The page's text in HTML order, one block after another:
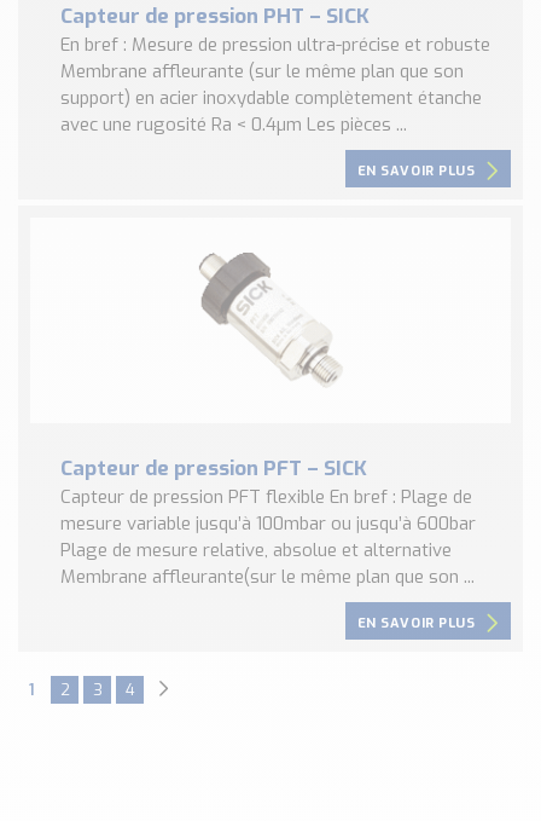
Capteur de pression PHT – SICK
En bref : Mesure de pression ultra-précise et robuste
Membrane affleurante (sur le même plan que son
support) en acier inoxydable complètement étanche
avec une rugosité Ra < 0.4µm Les pièces ...
EN SAVOIR PLUS
Capteur de pression PFT – SICK
Capteur de pression PFT flexible En bref : Plage de
mesure variable jusqu’à 100mbar ou jusqu’à 600bar
Plage de mesure relative, absolue et alternative
Membrane affleurante(sur le même plan que son ...
EN SAVOIR PLUS
1 2 3 4